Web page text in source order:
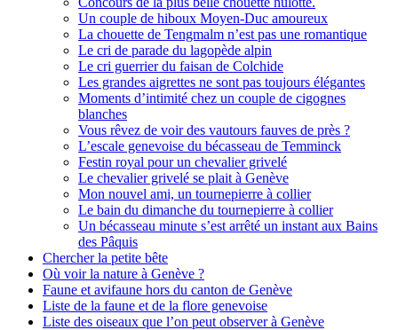
Un couple de hiboux Moyen-Duc amoureux
La chouette de Tengmalm n’est pas une romantique
Le cri de parade du lagopède alpin
Le cri guerrier du faisan de Colchide
Les grandes aigrettes ne sont pas toujours élégantes
Moments d’intimité chez un couple de cigognes
blanches
Vous rêvez de voir des vautours fauves de près ?
L’escale genevoise du bécasseau de Temminck
Festin royal pour un chevalier grivelé
Le chevalier grivelé se plait à Genève
Mon nouvel ami, un tournepierre à collier
Le bain du dimanche du tournepierre à collier
Un bécasseau minute s’est arrêté un instant aux Bains
des Pâquis
Chercher la petite bête
Où voir la nature à Genève ?
Faune et avifaune hors du canton de Genève
Liste de la faune et de la flore genevoise
Liste des oiseaux que l’on peut observer à Genève